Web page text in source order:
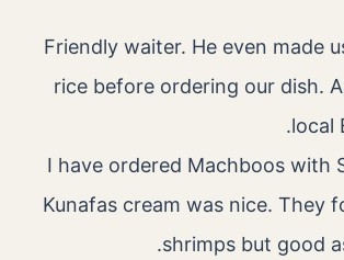
Friendly waiter. He even made
rice before ordering our dish.
local
I have ordered Machboos with
Kunafas cream was nice. They
shrimps but good